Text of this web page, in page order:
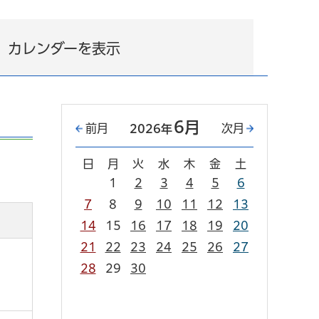
カレンダーを表示
2026年 6月
前月 次月
日 月 火 水 木 金
土
1
2 3 4 5
6
7
8 9 10 11 12
13
14
15 16 17 18 19
20
21
22 23 24 25 26
27
28
29 30